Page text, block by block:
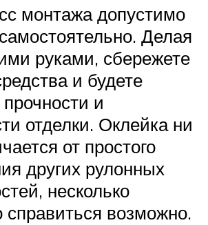
монтажа допустимо
Делая
руками, сбережете
и будете
и
отделки. Оклейка ни
от простого
других рулонных
несколько
справиться возможно.